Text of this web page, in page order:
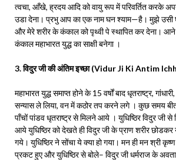
त्वचा, आँखे, ह्रदय आदि को वायु रूप में परिवर्तित करके
उडा देना। प्रभु आप का एक नाम घन श्याम—है। मुझे उसी
और मेरे शरीर के कंकाल को पृथ्वी पे स्थापित कर देना।
कंकाल महाभारत युद्ध का साक्षी बनेगा ।
3. विदुर जी की अंतिम इच्छा (Vidur Ji Ki Antim
महाभारत युद्ध समाप्त होने के 15 वर्षों बाद धृतराष्ट्र,
सन्यास ले लिया, वन में कठोर तप करने लगे । कुछ समय
पाँचों पांडव धृतराष्ट्र से मिलने आये । युधिष्ठिर विदुर जी
आये युधिष्ठिर को देखते ही विदुर जी के प्राण शरीर छोडकर
गये। युधिष्ठिर ने सोंचा ये क्या हो गया। मन ही मन श्री
प्रकट हुए और युधिष्ठिर से बोले– विदुर जी धर्मराज के